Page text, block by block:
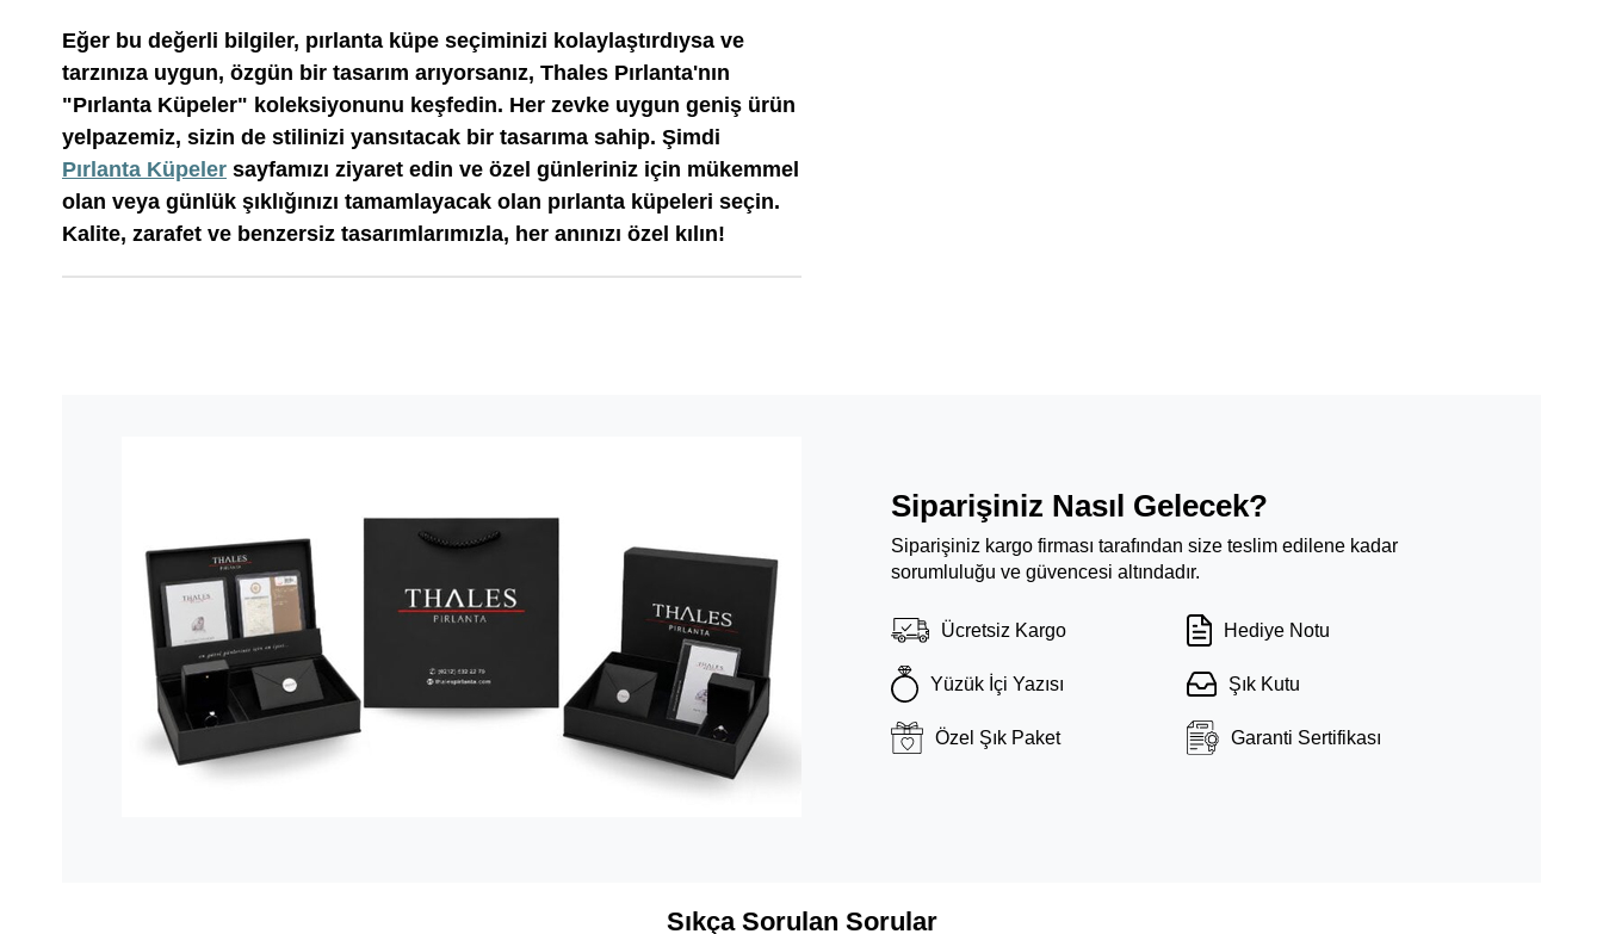
Eğer bu değerli bilgiler, pırlanta küpe seçiminizi kolaylaştırdıysa ve
tarzınıza uygun, özgün bir tasarım arıyorsanız, Thales Pırlanta'nın
"Pırlanta Küpeler" koleksiyonunu keşfedin. Her zevke uygun geniş ürün
yelpazemiz, sizin de stilinizi yansıtacak bir tasarıma sahip. Şimdi
Pırlanta Küpeler sayfamızı ziyaret edin ve özel günleriniz için mükemmel
olan veya günlük şıklığınızı tamamlayacak olan pırlanta küpeleri seçin.
Kalite, zarafet ve benzersiz tasarımlarımızla, her anınızı özel kılın!
Siparişiniz Nasıl Gelecek?
Siparişiniz kargo firması tarafından size teslim edilene kadar
sorumluluğu ve güvencesi altındadır.
Ücretsiz Kargo Hediye Notu
Yüzük İçi Yazısı Şık Kutu
Özel Şık Paket Garanti Sertifikası
Sıkça Sorulan Sorular